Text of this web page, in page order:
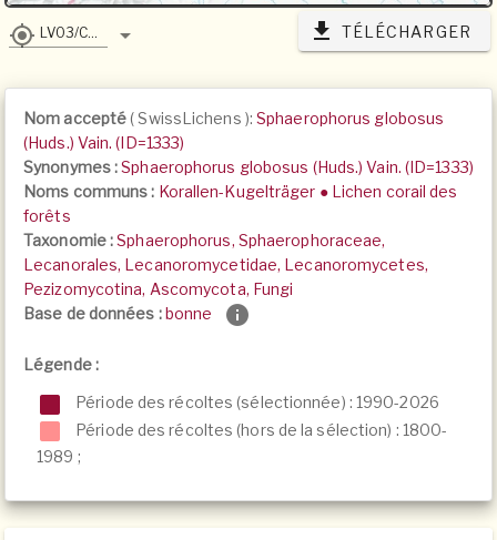
LV03/CH1903 TÉLÉCHARGER
Nom accepté(SwissLichens ):Sphaerophorus globosus
(Huds.) Vain. (ID=1333)
Synonymes :Sphaerophorus globosus (Huds.) Vain. (ID=1333)
Noms communs : Korallen-Kugelträger ● Lichen corail des
forêts
Taxonomie :Sphaerophorus, Sphaerophoraceae,
Lecanorales, Lecanoromycetidae, Lecanoromycetes,
Pezizomycotina, Ascomycota, Fungi
Base de données :bonne
Légende :
Période des récoltes (sélectionnée) : 1990-2026
Période des récoltes (hors de la sélection) : 1800-
1989 ;